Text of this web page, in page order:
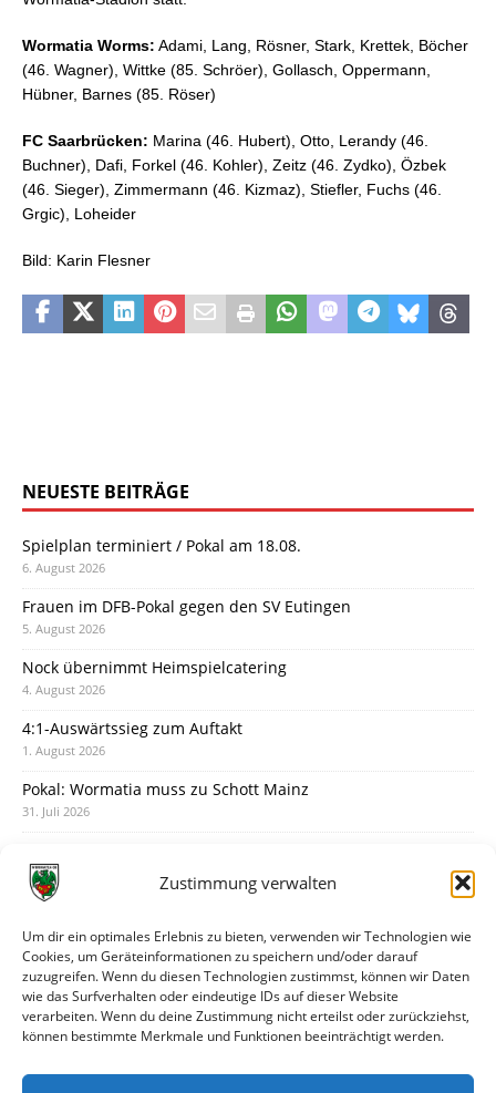
Zustimmung verwalten
Um dir ein optimales Erlebnis zu bieten, verwenden wir Technologien wie
Cookies, um Geräteinformationen zu speichern und/oder darauf
zuzugreifen. Wenn du diesen Technologien zustimmst, können wir Daten
wie das Surfverhalten oder eindeutige IDs auf dieser Website
verarbeiten. Wenn du deine Zustimmung nicht erteilst oder zurückziehst,
können bestimmte Merkmale und Funktionen beeinträchtigt werden.
Wormatia Worms: Adami, Lang, Rösner, Stark, Krettek, Böcher
(46. Wagner), Wittke (85. Schröer), Gollasch, Oppermann,
Hübner, Barnes (85. Röser)
FC Saarbrücken: Marina (46. Hubert), Otto, Lerandy (46.
Buchner), Dafi, Forkel (46. Kohler), Zeitz (46. Zydko), Özbek
(46. Sieger), Zimmermann (46. Kizmaz), Stiefler, Fuchs (46.
Grgic), Loheider
Bild: Karin Flesner
NEUESTE BEITRÄGE
Spielplan terminiert / Pokal am 18.08.
6. August 2026
Frauen im DFB-Pokal gegen den SV Eutingen
5. August 2026
Nock übernimmt Heimspielcatering
4. August 2026
4:1-Auswärtssieg zum Auftakt
1. August 2026
Pokal: Wormatia muss zu Schott Mainz
31. Juli 2026
30. Juli 2026
28. Juli 2026
Neuer Rückensponsor
28. Juli 2026
Neue Podcast-Folge: So tickt Björn!